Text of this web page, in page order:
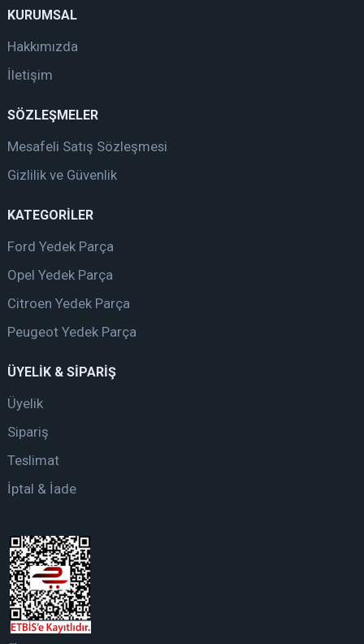
KURUMSAL
Hakkımızda
İletişim
SÖZLEŞMELER
Mesafeli Satış Sözleşmesi
Gizlilik ve Güvenlik
KATEGORİLER
Ford Yedek Parça
Opel Yedek Parça
Citroen Yedek Parça
Peugeot Yedek Parça
ÜYELİK & SİPARİŞ
Üyelik
Sipariş
Teslimat
İptal & İade